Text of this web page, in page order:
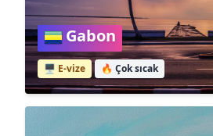
Gabon
🖥️ E-vize 🔥 Çok sıcak